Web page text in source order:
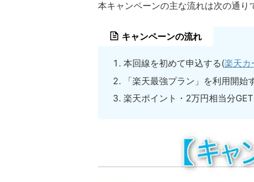
本キャンペーンの主な流れは次の通り
キャンペーンの流れ
本回線を初めて申込する(楽天カ
「楽天最強プラン」を利用開始
楽天ポイント・2万円相当分